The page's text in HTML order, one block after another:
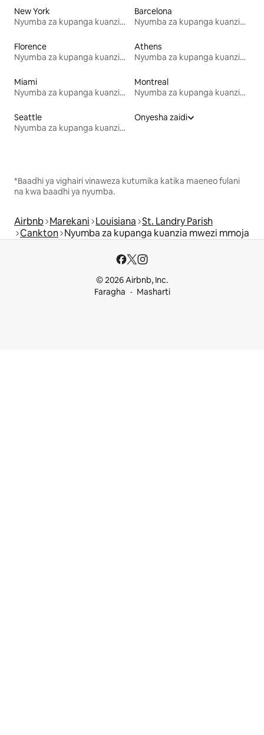
New York
Nyumba za kupanga kuanzia mwezi mmoja
Barcelona
Nyumba za kupanga kuanzia mwezi mmoja
Florence
Nyumba za kupanga kuanzia mwezi mmoja
Athens
Nyumba za kupanga kuanzia mwezi mmoja
Miami
Nyumba za kupanga kuanzia mwezi mmoja
Montreal
Nyumba za kupanga kuanzia mwezi mmoja
Seattle
Nyumba za kupanga kuanzia mwezi mmoja
Onyesha zaidi
*Baadhi ya vighairi vinaweza kutumika katika maeneo fulani
na kwa baadhi ya nyumba.
Airbnb Marekani Louisiana St. Landry Parish
Cankton Nyumba za kupanga kuanzia mwezi mmoja
© 2026 Airbnb, Inc.
Faragha
Masharti